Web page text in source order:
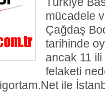
mücadele
Çağdaş
tarihinde
ancak 11
felaketi
ile